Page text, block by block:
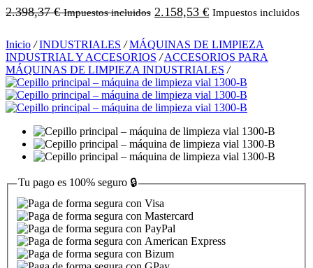
2.398,37€ Impuestos incluidos 2.158,53 € Impuestos incluidos
Inicio / INDUSTRIALES / MÁQUINAS DE LIMPIEZA
INDUSTRIAL Y ACCESORIOS / ACCESORIOS PARA
MÁQUINAS DE LIMPIEZA INDUSTRIALES /
Tu pago es 100% seguro 🔒